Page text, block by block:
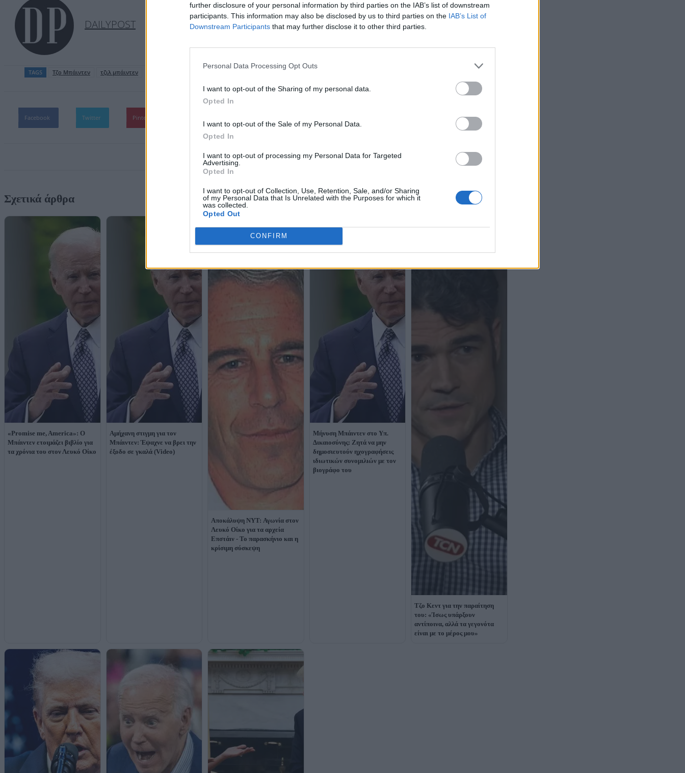
further disclosure of your personal information by third parties on the IAB’s list of downstream
participants. This information may also be disclosed by us to third parties on the IAB’s List of
Downstream Participants that may further disclose it to other third parties.
Personal Data Processing Opt Outs
I want to opt-out of the Sharing of my personal data.
Opted In
I want to opt-out of the Sale of my Personal Data.
Opted In
I want to opt-out of processing my Personal Data for Targeted
Advertising.
Opted In
I want to opt-out of Collection, Use, Retention, Sale, and/or Sharing
of my Personal Data that Is Unrelated with the Purposes for which it
was collected.
Opted Out
CONFIRM
DAILYPOST
TAGS Tζo Μπάιντεν τζιλ μπάιντεν
Facebook Twitter Pinterest
Σχετικά άρθρα
«Promise me, America»: Ο
Μπάιντεν ετοιμάζει βιβλίο για
τα χρόνια του στον Λευκό Οίκο
Αμήχανη στιγμη για τον
Μπάιντεν: Έψαχνε να βρει την
έξοδο σε γκαλά (Video)
Αποκάλυψη NYT: Αγωνία στον
Λευκό Οίκο για τα αρχεία
Επστάιν - Το παρασκήνιο και η
κρίσιμη σύσκεψη
Μήνυση Μπάιντεν στο Υπ.
Δικαιοσύνης: Ζητά να μην
δημοσιευτούν ηχογραφήσεις
ιδιωτικών συνομιλιών με τον
βιογράφο του
Τζο Κεντ για την παραίτηση
του: «Ίσως υπάρξουν
αντίποινα, αλλά τα γεγονότα
είναι με το μέρος μου»